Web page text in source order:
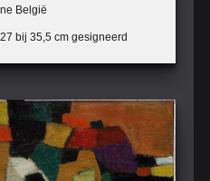
België
bij 35,5 cm gesigneerd